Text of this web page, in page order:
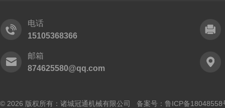
电话
15105368366
邮箱
874625580@qq.com
© 2026 版权所有：诸城冠通机械有限公司 备案号： 鲁ICP备18048558